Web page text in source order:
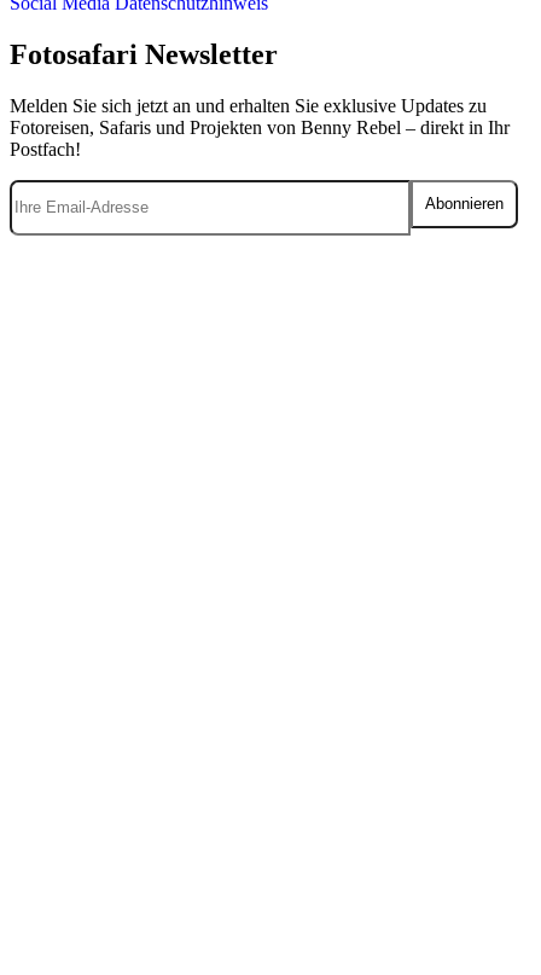
Fotosafari Newsletter
Melden Sie sich jetzt an und erhalten Sie exklusive Updates zu
Fotoreisen, Safaris und Projekten von Benny Rebel – direkt in Ihr
Postfach!